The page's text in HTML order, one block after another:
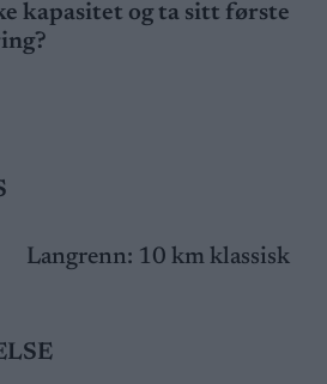
kapasitet og ta sitt første
10 km klassisk